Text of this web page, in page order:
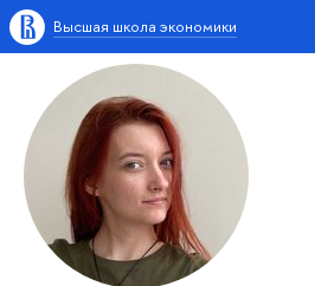
Высшая школа экономики